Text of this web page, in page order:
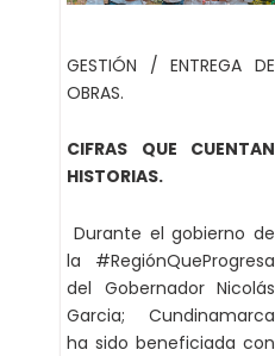
GESTIÓN / ENTREGA DE
OBRAS.
CIFRAS QUE CUENTAN
HISTORIAS.
Durante el gobierno de
la #RegiónQueProgresa
del Gobernador Nicolás
Garcia; Cundinamarca
ha sido beneficiada con